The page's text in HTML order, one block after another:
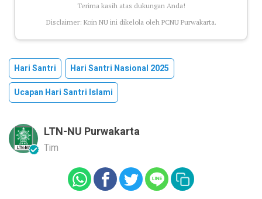
Terima kasih atas dukungan Anda!
Disclaimer: Koin NU ini dikelola oleh PCNU Purwakarta.
Hari Santri
Hari Santri Nasional 2025
Ucapan Hari Santri Islami
LTN-NU Purwakarta
Tim